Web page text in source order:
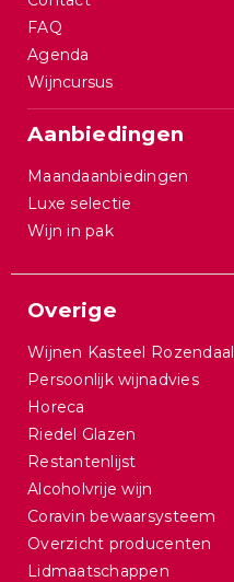
FAQ
Agenda
Wijncursus
Aanbiedingen
Maandaanbiedingen
Luxe selectie
Wijn in pak
Overige
Wijnen Kasteel Rozendaal
Persoonlijk wijnadvies
Horeca
Riedel Glazen
Restantenlijst
Alcoholvrije wijn
Coravin bewaarsysteem
Overzicht producenten
Lidmaatschappen